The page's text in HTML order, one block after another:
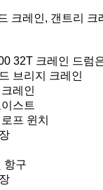
크레인, 갠트리 크
32T 크레인 드럼
브리지 크레인
레인
스트
프 윈치
항구